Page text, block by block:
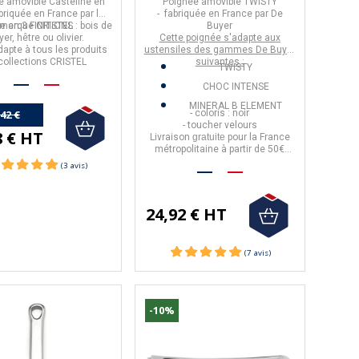
-10%
(27 avis)
en Francepar la
marque CRISTEL
en 3 FINITIONS : bois de
hêtre ou olivier.
à tous les produits
CRISTEL
€
€ HT
- fabriquée en Francepar De
Buyer
Cette poignée s'adapte aux
ustensiles des gammes De Buyer
suivantes :
TWISTY
CHOC INTENSE
MINERAL B ELEMENT
- coloris : noir
- toucher velours
Livraison gratuite pour la France
métropolitaine à partir de 50€
24,92 € HT
-10%